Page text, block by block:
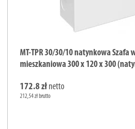
MT-TPR 30/30/10 natynkowa Szafa
mieszkaniowa 300 x 120 x 300
172.8 zł netto
212,54 zł brutto